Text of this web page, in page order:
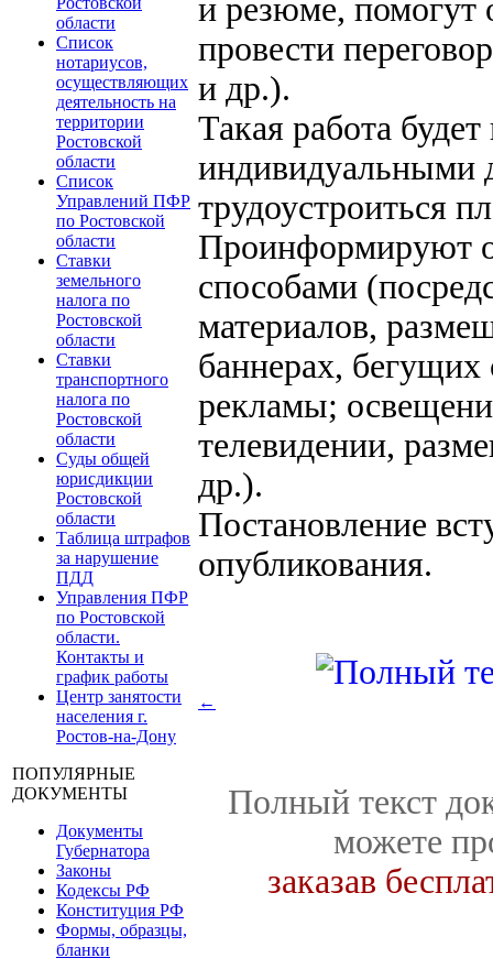
области
Список
нотариусов,
осуществляющих
деятельность на
территории
Ростовской
области
Список
Управлений ПФР
по Ростовской
области
Ставки
земельного
налога по
Ростовской
области
Ставки
транспортного
налога по
Ростовской
области
Суды общей
юрисдикции
Ростовской
области
Таблица штрафов
за нарушение
ПДД
Управления ПФР
по Ростовской
области.
Контакты и
график работы
Центр занятости
населения г.
Ростов-на-Дону
ПОПУЛЯРНЫЕ
ДОКУМЕНТЫ
Документы
Губернатора
Законы
Кодексы РФ
Конституция РФ
Формы, образцы,
бланки
и резюме, помогут
провести
и др.).
Такая работа
индивидуальными
трудоустроиться
Проинформируют
способами
материалов,
баннерах,
рекламы;
телевидении,
др.).
Постановление
опубликования.
←
Полный текст
можете
заказав